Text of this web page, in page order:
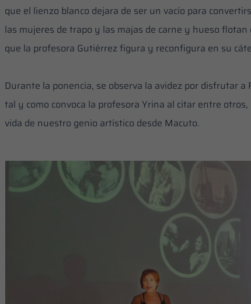
que el lienzo blanco dejara de ser un vacío para
las mujeres de trapo y las majas de carne y hueso
que la profesora Gutiérrez figura y reconfigura en su
‎Durante la ponencia, se observa la avidez por disfrutar
tal y como convoca la profesora Yrina al citar entre
vida de nuestro genio artístico desde Macuto.